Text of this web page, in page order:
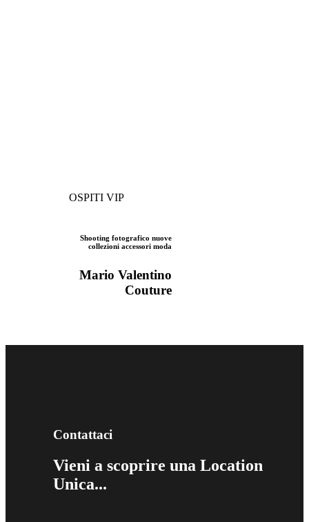
OSPITI VIP
Shooting fotografico nuove
collezioni accessori moda
Mario Valentino
Couture
Contattaci
Vieni a scoprire una Location
Unica...